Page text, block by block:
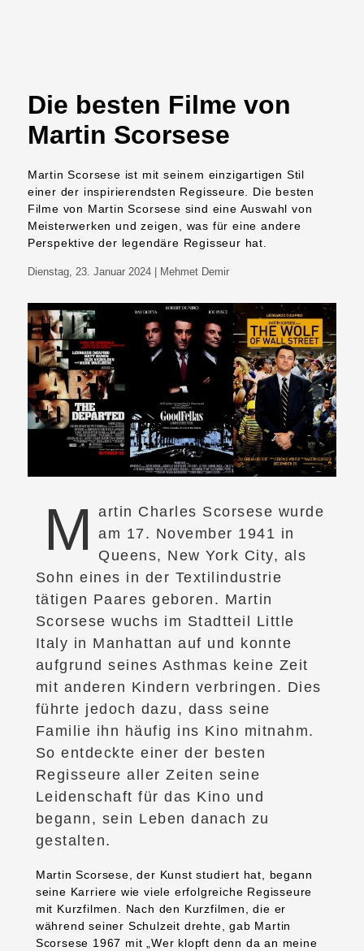
Die besten Filme von
Martin Scorsese
Martin Scorsese ist mit seinem einzigartigen Stil
einer der inspirierendsten Regisseure. Die besten
Filme von Martin Scorsese sind eine Auswahl von
Meisterwerken und zeigen, was für eine andere
Perspektive der legendäre Regisseur hat.
Dienstag, 23. Januar 2024 | Mehmet Demir
M
artin Charles Scorsese wurde
am 17. November 1941 in
Queens, New York City, als
Sohn eines in der Textilindustrie
tätigen Paares geboren. Martin
Scorsese wuchs im Stadtteil Little
Italy in Manhattan auf und konnte
aufgrund seines Asthmas keine Zeit
mit anderen Kindern verbringen. Dies
führte jedoch dazu, dass seine
Familie ihn häufig ins Kino mitnahm.
So entdeckte einer der besten
Regisseure aller Zeiten seine
Leidenschaft für das Kino und
begann, sein Leben danach zu
gestalten.
Martin Scorsese, der Kunst studiert hat, begann
seine Karriere wie viele erfolgreiche Regisseure
mit Kurzfilmen. Nach den Kurzfilmen, die er
während seiner Schulzeit drehte, gab Martin
Scorsese 1967 mit „Wer klopft denn da an meine